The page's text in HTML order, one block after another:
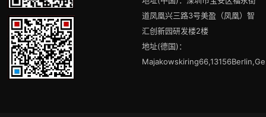
道凤凰兴三路3号美盈（凤凰）智
汇创新园研发楼2楼
地址(德国)：